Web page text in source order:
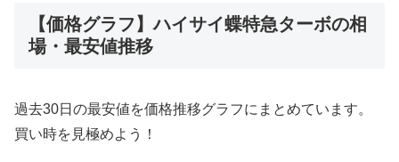
【価格グラフ】ハイサイ蝶特急ターボの相
場・最安値推移
過去30日の最安値を価格推移グラフにまとめています。
買い時を見極めよう！